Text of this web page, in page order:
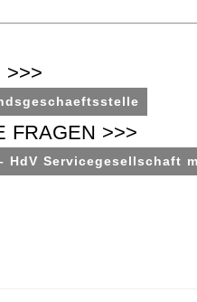
>>>
FRAGEN >>>
HdV Servicegesellschaft